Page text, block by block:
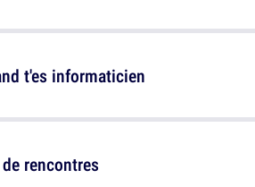
t'es informaticien
rencontres